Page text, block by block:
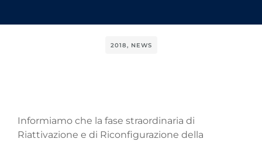
2018, NEWS
Informiamo che la fase straordinaria di
Riattivazione e di Riconfigurazione della